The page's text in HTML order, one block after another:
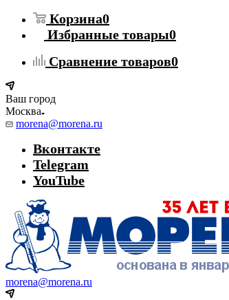
Корзина0
Избранные товары0
Сравнение товаров0
Ваш город
Москва
morena@morena.ru
Вконтакте
Telegram
YouTube
morena@morena.ru